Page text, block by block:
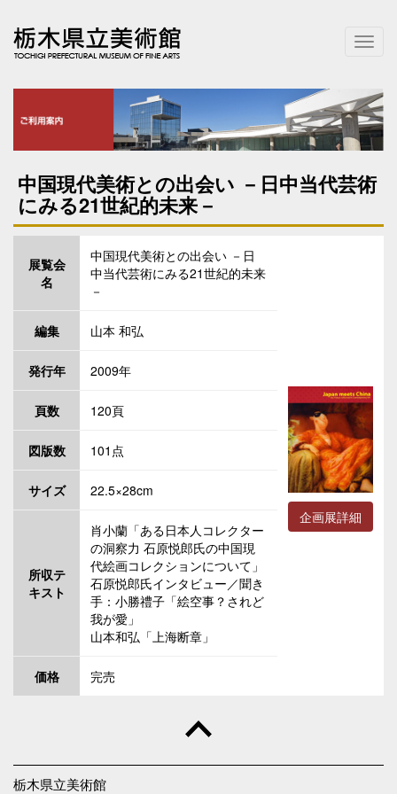
T
g
l
e
n
v
g
中国現代美術との出会い －日中当代芸術
にみる21世紀的未来－
展覧会
名
中国現代美術との出会い －日
中当代芸術にみる21世紀的未来
－
企画展詳細
編集 山本 和弘
発行年 2009年
頁数 120頁
図版数 101点
サイズ 22.5×28cm
所収テ
キスト
肖小蘭「ある日本人コレクター
の洞察力 石原悦郎氏の中国現
代絵画コレクションについて」
石原悦郎氏インタビュー／聞き
手：小勝禮子「絵空事？されど
我が愛」
山本和弘「上海断章」
価格 完売
栃木県立美術館